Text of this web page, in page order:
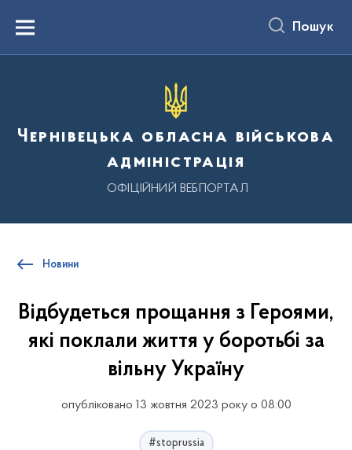
вмістуMenu Пошук
Чернівецька обласна військова
адміністрація
ОФІЦІЙНИЙ ВЕБПОРТАЛ
Новини
Відбудеться прощання з Героями,
які поклали життя у боротьбі за
вільну Україну
опубліковано 13 жовтня 2023 року о 08:00
#stoprussia